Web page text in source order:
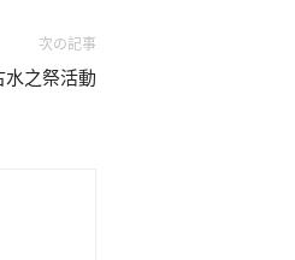
次の記事
水之祭活動